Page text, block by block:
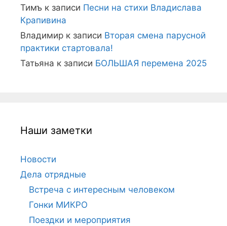
Тимъ к записи Песни на стихи Владислава
Крапивина
Владимир к записи Вторая смена парусной
практики стартовала!
Татьяна к записи БОЛЬШАЯ перемена 2025
Наши заметки
Новости
Дела отрядные
Встреча с интересным человеком
Гонки МИКРО
Поездки и мероприятия